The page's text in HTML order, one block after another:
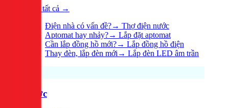
Xem tất cả →
Điện nhà có vấn đề?→ Thợ điện nước
Aptomat hay nhảy?→ Lắp đặt aptomat
Cần lắp đồng hồ mới?→ Lắp đồng hồ điện
Thay đèn, lắp đèn mới → Lắp đèn LED âm trần
Nước